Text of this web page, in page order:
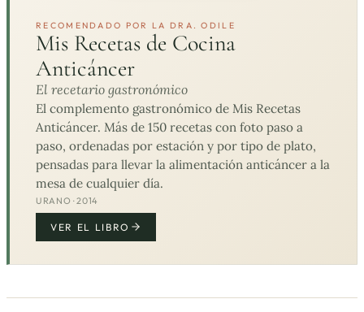
RECOMENDADO POR LA DRA. ODILE
Mis Recetas de Cocina
Anticáncer
El recetario gastronómico
El complemento gastronómico de Mis Recetas
Anticáncer. Más de 150 recetas con foto paso a
paso, ordenadas por estación y por tipo de plato,
pensadas para llevar la alimentación anticáncer a la
mesa de cualquier día.
URANO · 2014
VER EL LIBRO